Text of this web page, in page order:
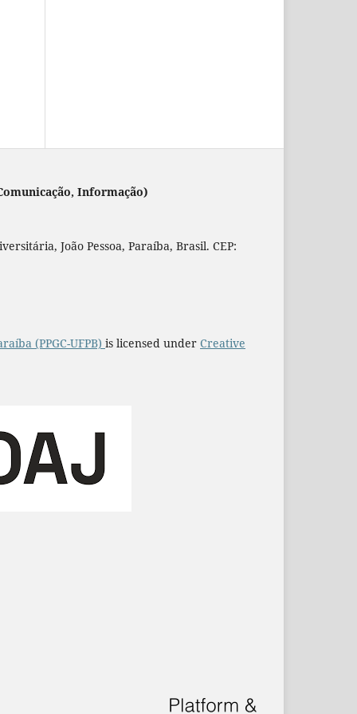
Informação)
João Pessoa, Paraíba, Brasil. CEP:
(PPGC-UFPB) is licensed under Creative